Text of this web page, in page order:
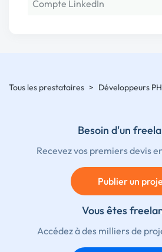
Compte LinkedIn
Tous les prestataires > Développeurs
Besoin d'un
Recevez vos premiers devis
Publier un
Vous êtes
Accédez à des milliers de